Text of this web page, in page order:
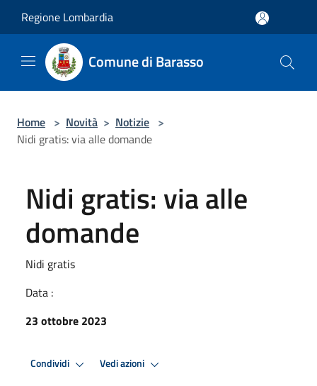
Regione Lombardia
Comune di Barasso
Home > Novità > Notizie >
Nidi gratis: via alle domande
Nidi gratis: via alle
domande
Nidi gratis
Data :
23 ottobre 2023
Condividi Vedi azioni